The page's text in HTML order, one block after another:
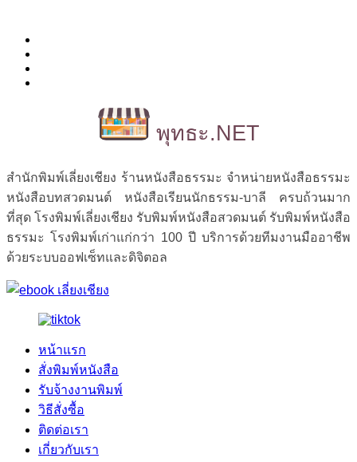
พุทธะ.NET
สำนักพิมพ์เลี่ยงเชียง ร้านหนังสือธรรมะ จำหน่ายหนังสือธรรมะ
หนังสือบทสวดมนต์ หนังสือเรียนนักธรรม-บาลี ครบถ้วนมาก
ที่สุด โรงพิมพ์เลี่ยงเชียง รับพิมพ์หนังสือสวดมนต์ รับพิมพ์หนังสือ
ธรรมะ โรงพิมพ์เก่าแก่กว่า 100 ปี บริการด้วยทีมงานมืออาชีพ
ด้วยระบบออฟเซ็ทและดิจิตอล
หน้าแรก
สั่งพิมพ์หนังสือ
รับจ้างงานพิมพ์
วิธีสั่งซื้อ
ติดต่อเรา
เกี่ยวกับเรา